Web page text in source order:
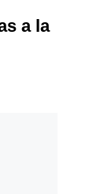
a la